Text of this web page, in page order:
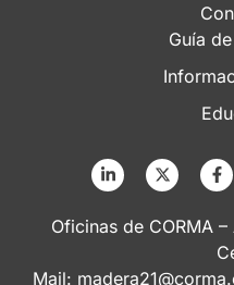
Guía
Oficinas de CORMA
Mail: